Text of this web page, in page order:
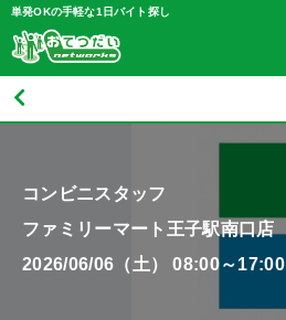
単発OKの手軽な1日バイト探し
コンビニスタッフ
ファミリーマート王子駅南口店
2026/06/06（土） 08:00～17:00